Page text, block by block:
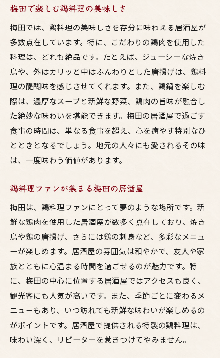
梅田で楽しむ鶏料理の美味しさ
梅田では、鶏料理の美味しさを存分に味わえる居酒屋が
多数点在しています。特に、こだわりの鶏肉を使用した
料理は、どれも絶品です。たとえば、ジューシーな焼き
鳥や、外はカリッと中はふんわりとした唐揚げは、鶏料
理の醍醐味を感じさせてくれます。また、鶏鍋を楽しむ
際は、濃厚なスープと新鮮な野菜、鶏肉の旨味が融合し
た絶妙な味わいを堪能できます。梅田の居酒屋で過ごす
食事の時間は、単なる食事を超え、心を癒やす特別なひ
とときとなるでしょう。地元の人々にも愛されるその味
は、一度味わう価値があります。
鶏料理ファンが集まる梅田の居酒屋
梅田は、鶏料理ファンにとって夢のような場所です。新
鮮な鶏肉を使用した居酒屋が数多く点在しており、焼き
鳥や鶏の唐揚げ、さらには鶏の刺身など、多彩なメニュ
ーが楽しめます。居酒屋の雰囲気は和やかで、友人や家
族とともに心温まる時間を過ごせるのが魅力です。特
に、梅田の中心に位置する居酒屋ではアクセスも良く、
観光客にも人気が高いです。また、季節ごとに変わるメ
ニューもあり、いつ訪れても新鮮な味わいが楽しめるの
がポイントです。居酒屋で提供される特製の鶏料理は、
味わい深く、リピーターを惹きつけてやみません。